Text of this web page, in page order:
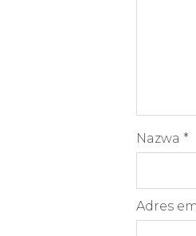
Nazwa *
Adres